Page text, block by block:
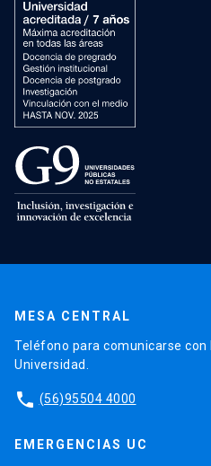
MESA CENTRAL
Teléfono para comunicarse
Universidad.
phone (56)95504 4000
EMERGENCIAS UC